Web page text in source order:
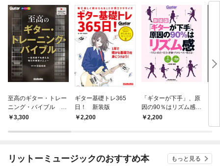
至高のギター・トレー
ニング・バイブル 一
生何度でも使える毎日
3,300
ギター基礎トレ365
日！ 新装版
2,200
「ギターが下手」、原
因の90％はリズム感
【新装版】 リズムの
2,200
リットーミュージックのおすすめ本 もっと見る